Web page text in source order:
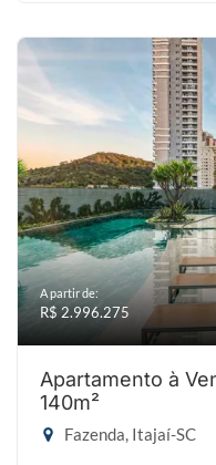
A partir de:
R$ 2.996.275
Apartamento à
140m²
Fazenda, Itajaí-SC